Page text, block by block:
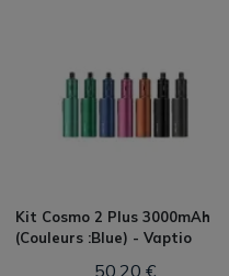
Kit Cosmo 2 Plus 3000mAh
(Couleurs :Blue) - Vaptio
50,20 €